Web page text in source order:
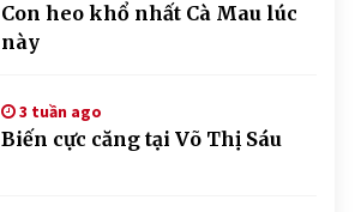
Con heo khổ nhất Cà Mau lúc
này
3 tuần ago
Biến cực căng tại Võ Thị Sáu